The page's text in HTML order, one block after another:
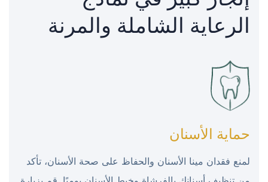
الرعاية الشاملة والمرنة
حماية الأسنان
لمنع فقدان مينا الأسنان والحفاظ على صحة الأسنان، تأكد